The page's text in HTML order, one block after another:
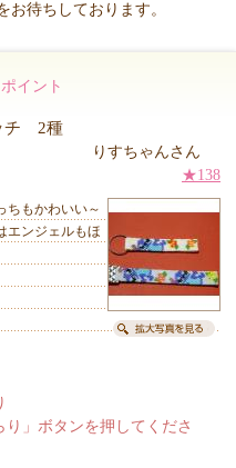
お待ちしております。
イント
チ 2種
りすちゃんさん
★138
ちもかわいい～
エンジェルもほ
」ボタンを押してくださ